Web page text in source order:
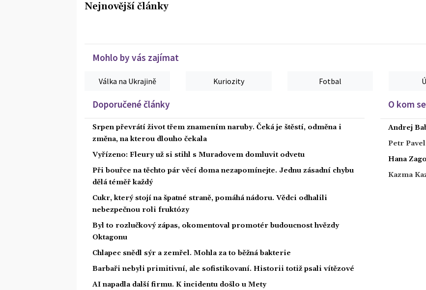
Nejnovější články
Mohlo by vás zajímat
Válka na Ukrajině Kuriozity Fotbal
Doporučené články
Srpen převrátí život třem znamením naruby. Čeká je štěstí, odměna i
změna, na kterou dlouho čekala
Vyřízeno: Fleury už si stihl s Muradovem domluvit odvetu
Při bouřce na těchto pár věcí doma nezapomínejte. Jednu zásadní chybu
dělá téměř každý
Cukr, který stojí na špatné straně, pomáhá nádoru. Vědci odhalili
nebezpečnou roli fruktózy
Byl to rozlučkový zápas, okomentoval promotér budoucnost hvězdy
Oktagonu
Chlapec snědl sýr a zemřel. Mohla za to běžná bakterie
Barbaři nebyli primitivní, ale sofistikovaní. Historii totiž psali vítězové
AI napadla další firmu. K incidentu došlo u Mety
O kom
Andrej
Petr Pavel
Hana
Kazma